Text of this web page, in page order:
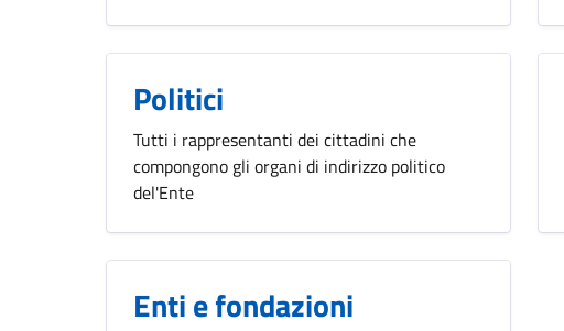
Politici
Tutti i rappresentanti dei cittadini che
compongono gli organi di indirizzo politico
del'Ente
Enti e fondazioni